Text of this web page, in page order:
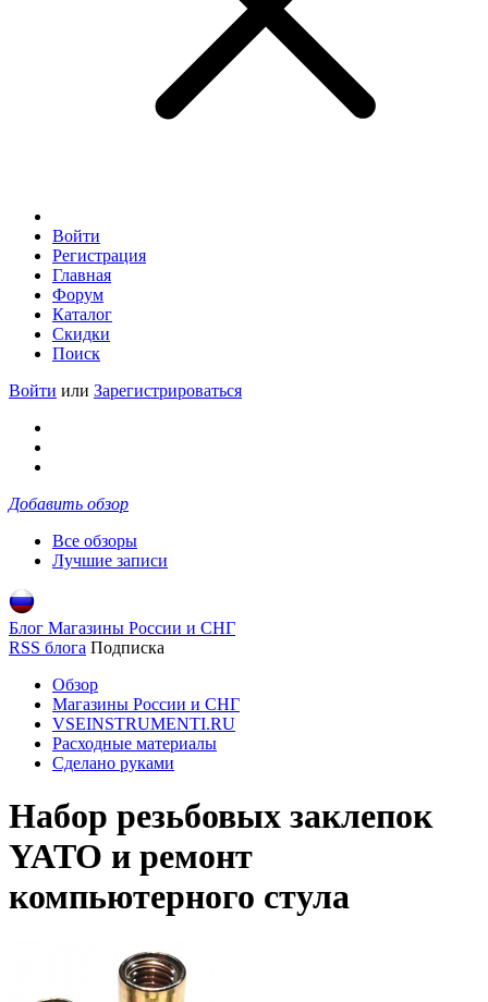
Войти
Регистрация
Главная
Форум
Каталог
Скидки
Поиск
Войти или Зарегистрироваться
Добавить обзор
Все обзоры
Лучшие записи
Блог Магазины России и СНГ
RSS блога Подписка
Обзор
Магазины России и СНГ
VSEINSTRUMENTI.RU
Расходные материалы
Сделано руками
Набор резьбовых заклепок
YATO и ремонт
компьютерного стула